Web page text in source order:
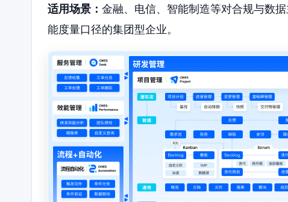
适用场景： 金融、电信、智能制造等对合规与数
能度量口径的集团型企业。